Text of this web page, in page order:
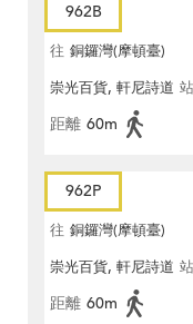
962B
往 銅鑼灣(摩頓臺)
崇光百貨, 軒尼詩道 站
距離 60m
962P
往 銅鑼灣(摩頓臺)
崇光百貨, 軒尼詩道 站
距離 60m